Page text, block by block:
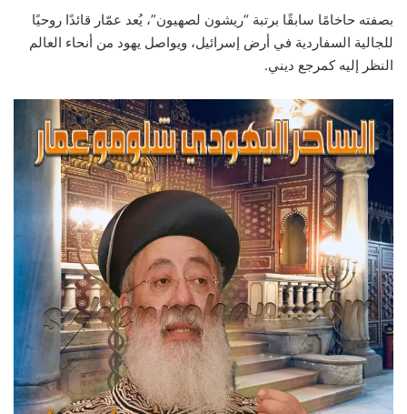
بصفته حاخامًا سابقًا برتبة “ريشون لصهيون”، يُعد عمّار قائدًا روحيًا
للجالية السفاردية في أرض إسرائيل، ويواصل يهود من أنحاء العالم
النظر إليه كمرجع ديني.